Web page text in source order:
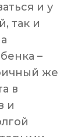
и у
так и
–
же
в
и